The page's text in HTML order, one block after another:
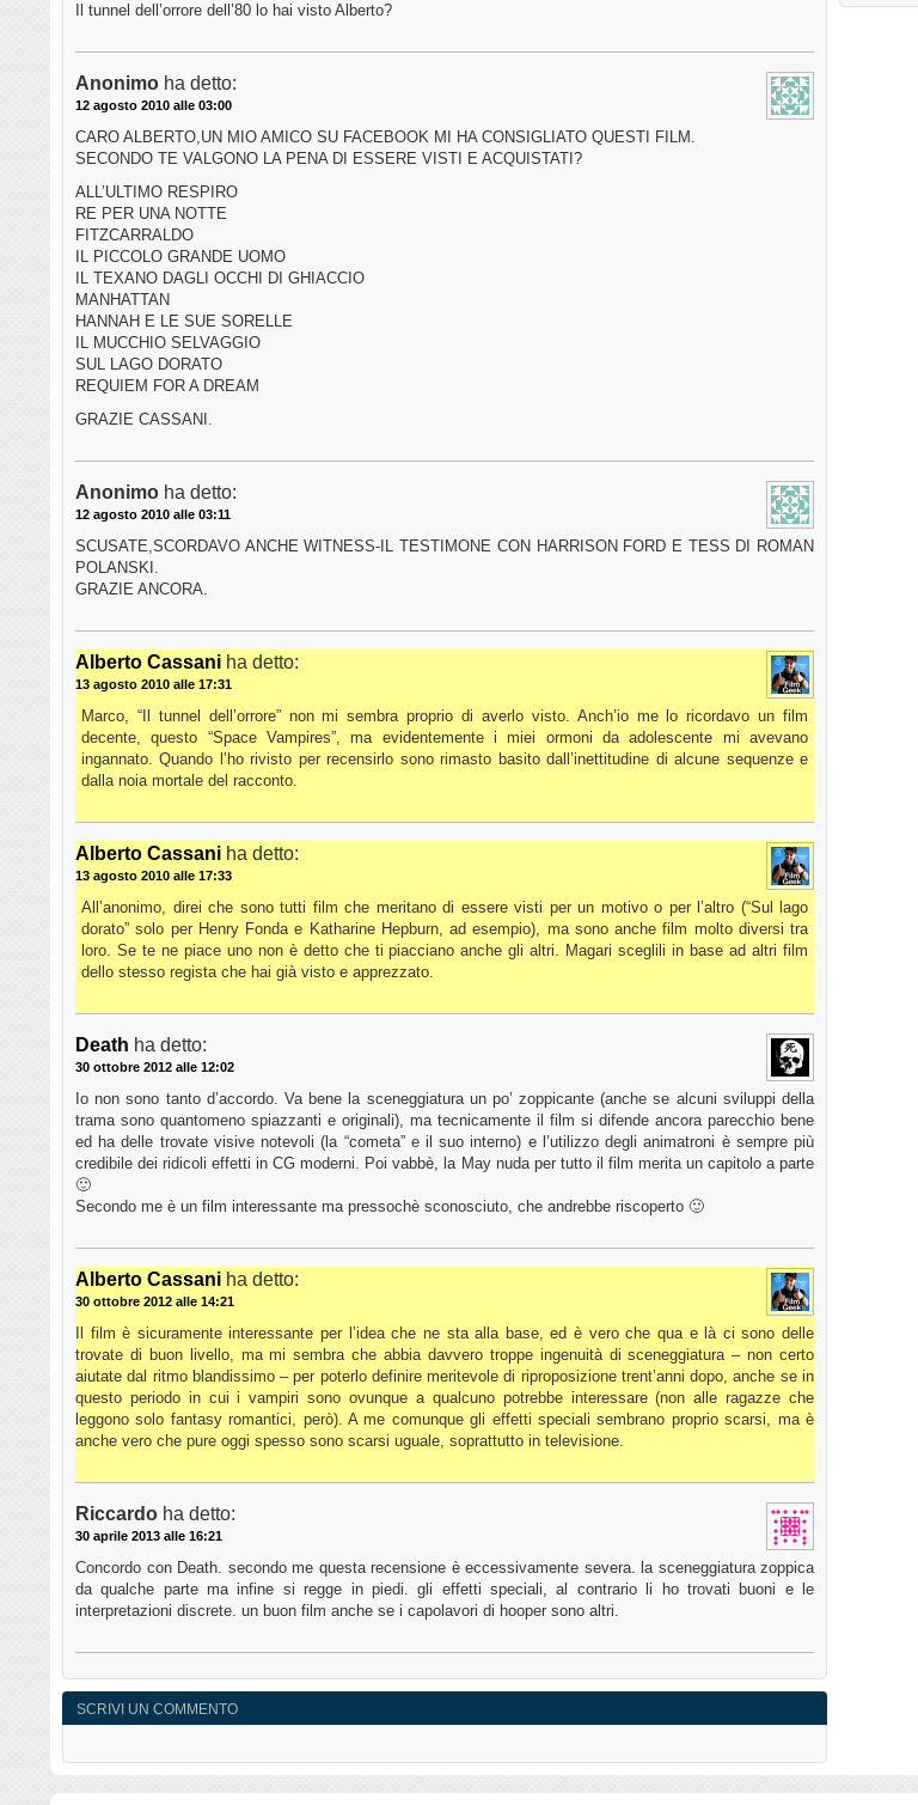
Il tunnel dell’orrore dell’80 lo hai visto Alberto?
Anonimo ha detto:
12 agosto 2010 alle 03:00
CARO ALBERTO,UN MIO AMICO SU FACEBOOK MI HA CONSIGLIATO QUESTI FILM.
SECONDO TE VALGONO LA PENA DI ESSERE VISTI E ACQUISTATI?
ALL’ULTIMO RESPIRO
RE PER UNA NOTTE
FITZCARRALDO
IL PICCOLO GRANDE UOMO
IL TEXANO DAGLI OCCHI DI GHIACCIO
MANHATTAN
HANNAH E LE SUE SORELLE
IL MUCCHIO SELVAGGIO
SUL LAGO DORATO
REQUIEM FOR A DREAM
GRAZIE CASSANI.
Anonimo ha detto:
12 agosto 2010 alle 03:11
SCUSATE,SCORDAVO ANCHE WITNESS-IL TESTIMONE CON HARRISON FORD E TESS DI ROMAN
POLANSKI.
GRAZIE ANCORA.
Alberto Cassani ha detto:
13 agosto 2010 alle 17:31
Marco, “Il tunnel dell’orrore” non mi sembra proprio di averlo visto. Anch’io me lo ricordavo un film
decente, questo “Space Vampires”, ma evidentemente i miei ormoni da adolescente mi avevano
ingannato. Quando l’ho rivisto per recensirlo sono rimasto basito dall’inettitudine di alcune sequenze e
dalla noia mortale del racconto.
Alberto Cassani ha detto:
13 agosto 2010 alle 17:33
All’anonimo, direi che sono tutti film che meritano di essere visti per un motivo o per l’altro (“Sul lago
dorato” solo per Henry Fonda e Katharine Hepburn, ad esempio), ma sono anche film molto diversi tra
loro. Se te ne piace uno non è detto che ti piacciano anche gli altri. Magari sceglili in base ad altri film
dello stesso regista che hai già visto e apprezzato.
Death ha detto:
30 ottobre 2012 alle 12:02
Io non sono tanto d’accordo. Va bene la sceneggiatura un po’ zoppicante (anche se alcuni sviluppi della
trama sono quantomeno spiazzanti e originali), ma tecnicamente il film si difende ancora parecchio bene
ed ha delle trovate visive notevoli (la “cometa” e il suo interno) e l’utilizzo degli animatroni è sempre più
credibile dei ridicoli effetti in CG moderni. Poi vabbè, la May nuda per tutto il film merita un capitolo a parte
🙂
Secondo me è un film interessante ma pressochè sconosciuto, che andrebbe riscoperto 🙂
Alberto Cassani ha detto:
30 ottobre 2012 alle 14:21
Il film è sicuramente interessante per l’idea che ne sta alla base, ed è vero che qua e là ci sono delle
trovate di buon livello, ma mi sembra che abbia davvero troppe ingenuità di sceneggiatura – non certo
aiutate dal ritmo blandissimo – per poterlo definire meritevole di riproposizione trent’anni dopo, anche se in
questo periodo in cui i vampiri sono ovunque a qualcuno potrebbe interessare (non alle ragazze che
leggono solo fantasy romantici, però). A me comunque gli effetti speciali sembrano proprio scarsi, ma è
anche vero che pure oggi spesso sono scarsi uguale, soprattutto in televisione.
Riccardo ha detto:
30 aprile 2013 alle 16:21
Concordo con Death. secondo me questa recensione è eccessivamente severa. la sceneggiatura zoppica
da qualche parte ma infine si regge in piedi. gli effetti speciali, al contrario li ho trovati buoni e le
interpretazioni discrete. un buon film anche se i capolavori di hooper sono altri.
SCRIVI UN COMMENTO